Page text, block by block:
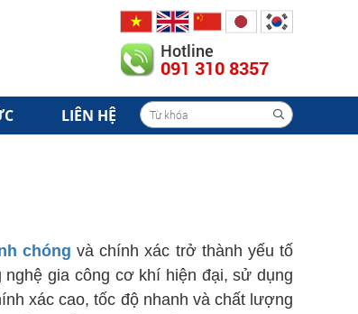
Hotline
091 310 8357
LIÊN HỆ
chóng và chính xác trở thành yếu tố
gia công cơ khí hiện đại, sử dụng
xác cao, tốc độ nhanh và chất lượng